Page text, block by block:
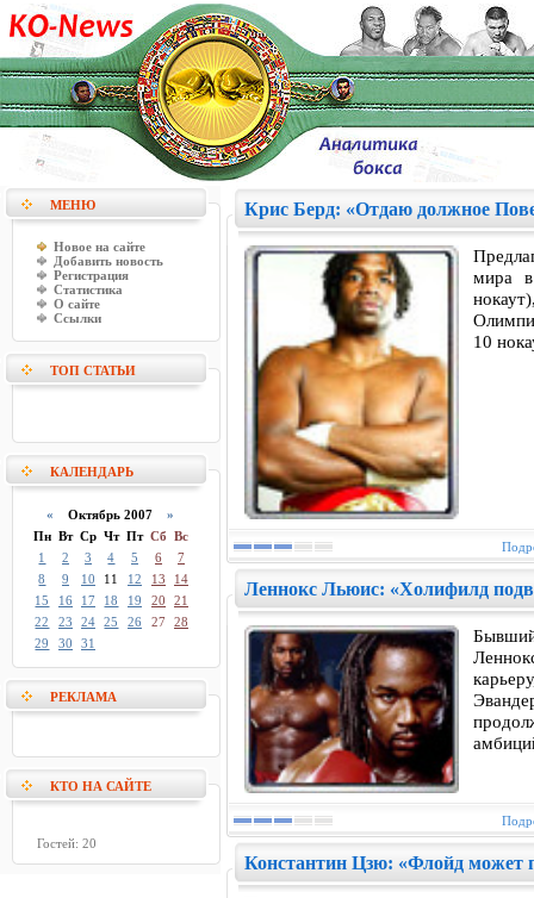
МЕНЮ
Новое на сайте
Добавить новость
Регистрация
Статистика
О сайте
Ссылки
ТОП СТАТЬИ
КАЛЕНДАРЬ
« Октябрь 2007»
Пн Вт Ср Чт Пт Сб Вс
1
2 3 4 5 6
7
8
9 10 11 12 13
14
15
16 17 18 19 20
21
22
23 24 25 26 27
28
29
30 31
РЕКЛАМА
КТО НА САЙТЕ
Гостей: 20
Крис Берд: «Отдаю должное
мира
10
Леннокс Льюис: «Холифилд
Константин Цзю: «Флойд может